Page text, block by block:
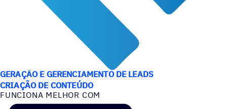
GERAÇÃO E GERENCIAMENTO DE LEADS
CRIAÇÃO DE CONTEÚDO
FUNCIONA MELHOR COM